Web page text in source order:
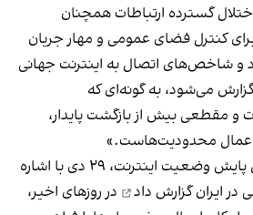
گسترده ارتباطات همچنان
کنترل فضای عمومی و مهار جریان
و شاخص‌های اتصال به اینترنت جهانی
می‌شود، به‌ گونه‌ای که
مقطعی بیش از بازگشت پایدار،
اعمال محدودیت‌هاست.»
نت‌بلاکس، نهاد مستقل پایش وضعیت اینترنت، ۲۹ دی با اشاره
در ایرانگزارش داد
در روزهای اخیر،